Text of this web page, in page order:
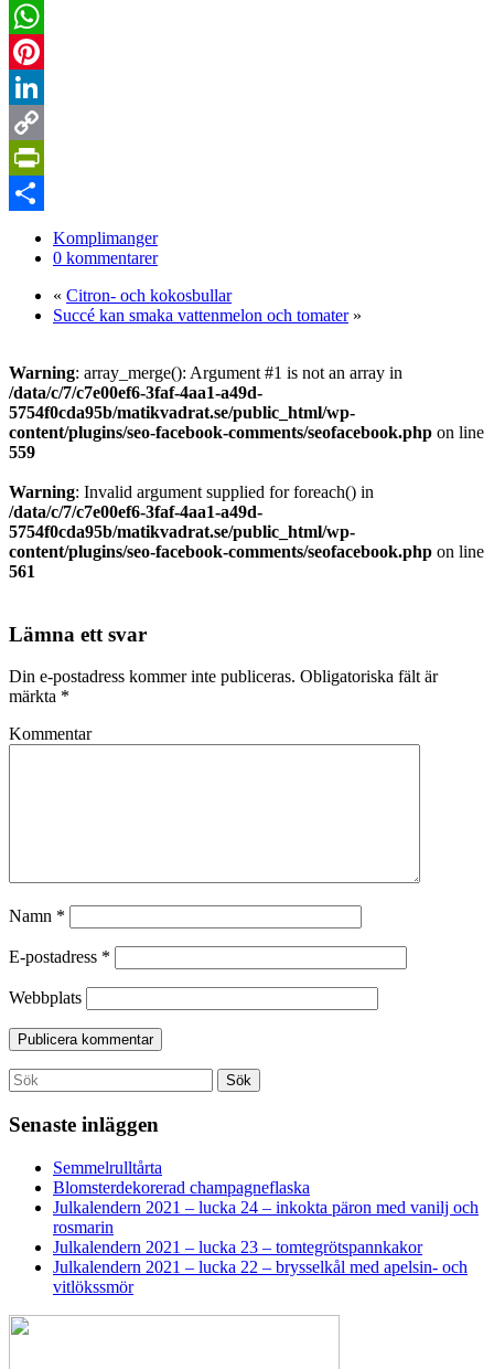
Twitter
WhatsApp
Pinterest
LinkedIn
Copy
Link
PrintFriendly
Komplimanger
0 kommentarer
« Citron- och kokosbullar
Succé kan smaka vattenmelon och tomater»
Warning: array_merge(): Argument #1 is not an array in
/data/c/7/c7e00ef6-3faf-4aa1-a49d-
5754f0cda95b/matikvadrat.se/public_html/wp-
content/plugins/seo-facebook-comments/seofacebook.php on line
559
Warning: Invalid argument supplied for foreach() in
/data/c/7/c7e00ef6-3faf-4aa1-a49d-
5754f0cda95b/matikvadrat.se/public_html/wp-
content/plugins/seo-facebook-comments/seofacebook.php on line
561
Lämna ett svar
Din e-postadress kommer inte publiceras. Obligatoriska fält är
märkta *
Kommentar
Namn *
E-postadress *
Webbplats
Search
for:
Sök
Senaste inläggen
Semmelrulltårta
Blomsterdekorerad champagneflaska
Julkalendern 2021 – lucka 24 – inkokta päron med vanilj och
rosmarin
Julkalendern 2021 – lucka 23 – tomtegrötspannkakor
Julkalendern 2021 – lucka 22 – brysselkål med apelsin- och
vitlökssmör